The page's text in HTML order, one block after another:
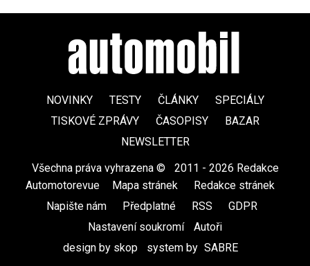
NOVINKY TESTY ČLÁNKY
SPECIÁLY
TISKOVÉ ZPRÁVY
ČASOPISY
BAZAR
NEWSLETTER
Všechna práva vyhrazena ©
2011 - 2026 Redakce
Automotorevue
Mapa stránek Redakce stránek
Napište nám
Předplatné RSS GDPR
Nastavení soukromí
Autoři
design by skop
system by SABRE